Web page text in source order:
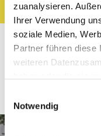
zuanalysieren.
Ihrer Verwendung
soziale Medien,
Partner führen diese
weiteren
Impressum
Notwendig
Ergebnisse
Sehenswertes
Museen &